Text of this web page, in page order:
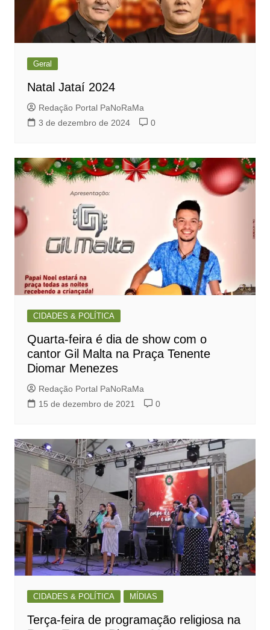
Geral
Natal Jataí 2024
Redação Portal PaNoRaMa
3 de dezembro de 2024
0
CIDADES & POLÍTICA
Quarta-feira é dia de show com o
cantor Gil Malta na Praça Tenente
Diomar Menezes
Redação Portal PaNoRaMa
15 de dezembro de 2021
0
CIDADES & POLÍTICA MÍDIAS
Terça-feira de programação religiosa na